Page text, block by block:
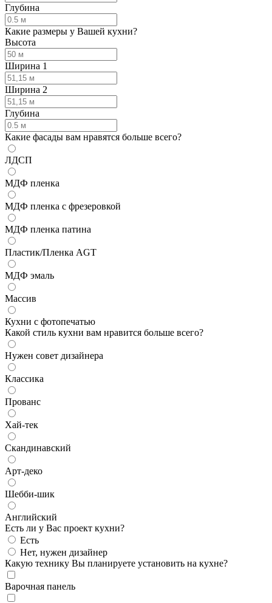
Глубина
Какие размеры у Вашей кухни?
Высота
Ширина 1
Ширина 2
Глубина
Какие фасады вам нравятся больше всего?
ЛДСП
МДФ пленка
МДФ пленка с фрезеровкой
МДФ пленка патина
Пластик/Пленка AGT
МДФ эмаль
Массив
Кухни с фотопечатью
Какой стиль кухни вам нравится больше всего?
Нужен совет дизайнера
Классика
Прованс
Хай-тек
Скандинавский
Арт-деко
Шебби-шик
Английский
Есть ли у Вас проект кухни?
Есть
Нет, нужен дизайнер
Какую технику Вы планируете установить на кухне?
Варочная панель